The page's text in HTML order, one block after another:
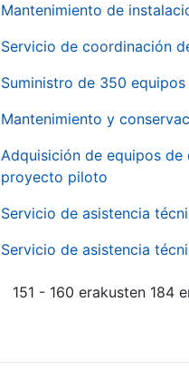
Mantenimiento de
Servicio de coordinación
Suministro de 350
Mantenimiento y
Adquisición de equipos
proyecto piloto
Servicio de asistencia
Servicio de asistencia
151 - 160 erakusten 184